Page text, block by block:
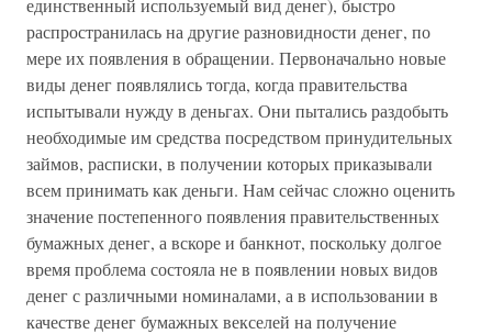
единственный используемый вид денег), быстро
распространилась на другие разновидности денег, по
мере их появления в обращении. Первоначально новые
виды денег появлялись тогда, когда правительства
испытывали нужду в деньгах. Они пытались раздобыть
необходимые им средства посредством принудительных
займов, расписки, в получении которых приказывали
всем принимать как деньги. Нам сейчас сложно оценить
значение постепенного появления правительственных
бумажных денег, а вскоре и банкнот, поскольку долгое
время проблема состояла не в появлении новых видов
денег с различными номиналами, а в использовании в
качестве денег бумажных векселей на получение